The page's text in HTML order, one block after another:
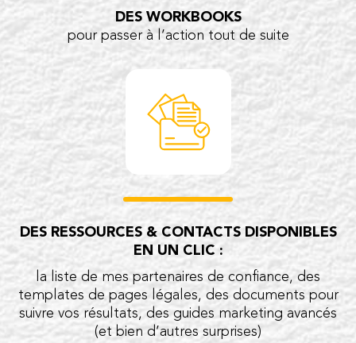
DES WORKBOOKS
pour passer à l’action tout de suite
DES RESSOURCES & CONTACTS DISPONIBLES
EN UN CLIC :
la liste de mes partenaires de confiance, des
templates de pages légales, des documents pour
suivre vos résultats, des guides marketing avancés
(et bien d’autres surprises)